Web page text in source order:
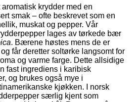
krydder med en
smak – ofte beskrevet som en
muskat og pepper. Vår
lages av tørkede bær
. Bærene høstes mens de er
får deretter soltørke langsomt for
og varme farge. Dette allsidige
fast ingrediens i karibisk
og brukes også mye i
kjøkken. I norsk
særlig kjent som